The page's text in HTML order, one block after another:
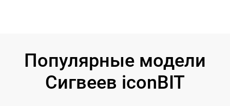
Популярные модели
Сигвеев iconBIT